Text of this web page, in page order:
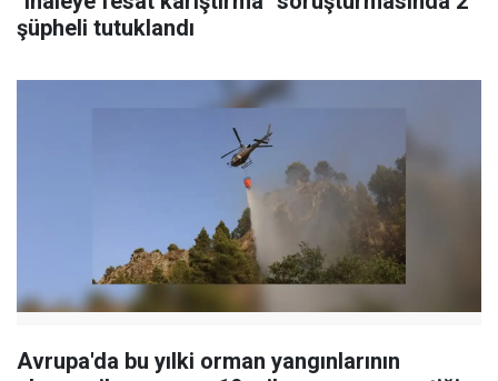
şüpheli tutuklandı
Avrupa'da bu yılki orman yangınlarının